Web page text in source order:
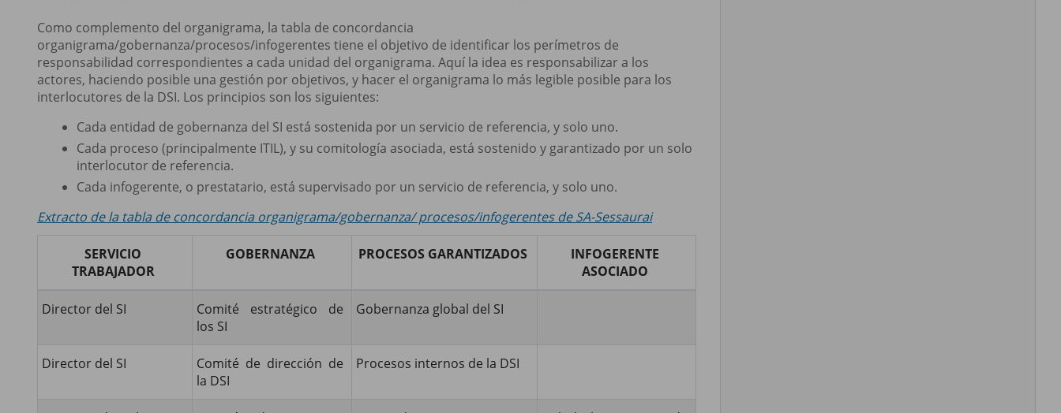
Como complemento del organigrama, la tabla de concordancia
organigrama/gobernanza/procesos/infogerentes tiene el objetivo de identificar los perímetros de
responsabilidad correspondientes a cada unidad del organigrama. Aquí la idea es responsabilizar a los
actores, haciendo posible una gestión por objetivos, y hacer el organigrama lo más legible posible para los
interlocutores de la DSI. Los principios son los siguientes:
Cada entidad de gobernanza del SI está sostenida por un servicio de referencia, y solo uno.
Cada proceso (principalmente ITIL), y su comitología asociada, está sostenido y garantizado por un solo
interlocutor de referencia.
Cada infogerente, o prestatario, está supervisado por un servicio de referencia, y solo uno.
Extracto de la tabla de concordancia organigrama/gobernanza/ procesos/infogerentes de SA-Sessaurai
SERVICIO
TRABAJADOR
GOBERNANZA PROCESOS GARANTIZADOS
INFOGERENTE
ASOCIADO
Director del SI
Comité estratégico de
los SI
Gobernanza global del SI
Director del SI
Comité de dirección de
la DSI
Procesos internos de la DSI